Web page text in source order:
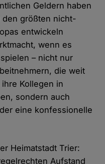
Geldern haben
den größten nicht-
entwickeln
wenn es
– nicht nur
die weit
Kollegen in
sondern auch
eine konfessionelle
Heimatstadt Trier:
Aufstand